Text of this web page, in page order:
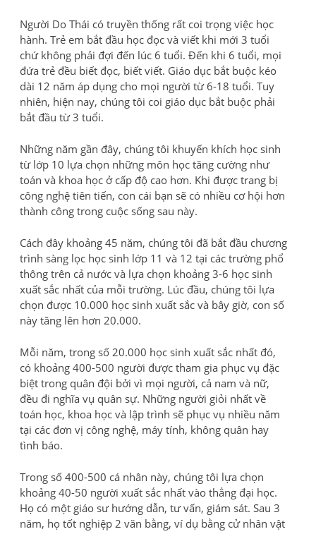
Người Do Thái có truyền thống rất coi trọng việc học
hành. Trẻ em bắt đầu học đọc và viết khi mới 3 tuổi
chứ không phải đợi đến lúc 6 tuổi. Đến khi 6 tuổi, mọi
đứa trẻ đều biết đọc, biết viết. Giáo dục bắt buộc kéo
dài 12 năm áp dụng cho mọi người từ 6-18 tuổi. Tuy
nhiên, hiện nay, chúng tôi coi giáo dục bắt buộc phải
bắt đầu từ 3 tuổi.
Những năm gần đây, chúng tôi khuyến khích học sinh
từ lớp 10 lựa chọn những môn học tăng cường như
toán và khoa học ở cấp độ cao hơn. Khi được trang bị
công nghệ tiên tiến, con cái bạn sẽ có nhiều cơ hội hơn
thành công trong cuộc sống sau này.
Cách đây khoảng 45 năm, chúng tôi đã bắt đầu chương
trình sàng lọc học sinh lớp 11 và 12 tại các trường phổ
thông trên cả nước và lựa chọn khoảng 3-6 học sinh
xuất sắc nhất của mỗi trường. Lúc đầu, chúng tôi lựa
chọn được 10.000 học sinh xuất sắc và bây giờ, con số
này tăng lên hơn 20.000.
Mỗi năm, trong số 20.000 học sinh xuất sắc nhất đó,
có khoảng 400-500 người được tham gia phục vụ đặc
biệt trong quân đội bởi vì mọi người, cả nam và nữ,
đều đi nghĩa vụ quân sự. Những người giỏi nhất về
toán học, khoa học và lập trình sẽ phục vụ nhiều năm
tại các đơn vị công nghệ, máy tính, không quân hay
tình báo.
Trong số 400-500 cá nhân này, chúng tôi lựa chọn
khoảng 40-50 người xuất sắc nhất vào thẳng đại học.
Họ có một giáo sư hướng dẫn, tư vấn, giám sát. Sau 3
năm, họ tốt nghiệp 2 văn bằng, ví dụ bằng cử nhân vật